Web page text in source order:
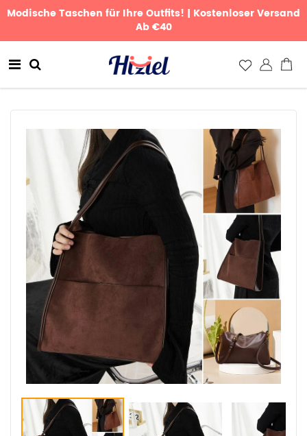
Modische Taschen für Ihre Outfits! | Kostenloser Versand
Ab €40